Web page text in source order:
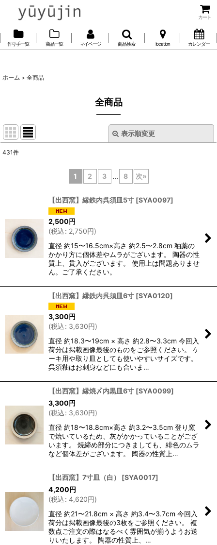
カート
作り手一覧 商品一覧 マイページ 商品検索 location カレンダー
ホーム > 全商品
全商品
表示順変更
431件
1 2 3 ... 8 次»
【出西窯】縁鉄内呉須皿5寸 [SYA0097]
2,500円
(税込: 2,750円)
直径 約15〜16.5cm×高さ 約2.5〜2.8cm 釉薬の
かかり方に個体差やムラがございます。 陶器の性
質上、貫入がございます。 使用上は問題ありませ
ん。ご了承ください。
【出西窯】縁鉄内呉須皿6寸 [SYA0120]
3,300円
(税込: 3,630円)
直径 約18.3〜19cm × 高さ 約2.8〜3.3cm 今回入
荷分は掲載画像最後のものをご参照ください。 ケ
ーキ用や取り皿としても使いやすいサイズです。
呉須釉はお刺身などにも合いま…
【出西窯】縁焼〆内黒皿6寸 [SYA0099]
3,300円
(税込: 3,630円)
直径 約18〜18.8cm×高さ 約3.2〜3.5cm 登り窯
で焼いているため、灰がかかっていることがござ
います。 焼締め部分につきましても、緋色のムラ
など個体差がございます。 陶器の性質上…
【出西窯】7寸皿（白） [SYA0017]
4,200円
(税込: 4,620円)
直径 約21〜21.8cm × 高さ 約3.4〜3.7cm 今回入
荷分は掲載画像最後の3枚をご参照ください。 複
数点ご注文の際はなるべく雰囲気が揃うようお送
りいたします。 陶器の性質上、…